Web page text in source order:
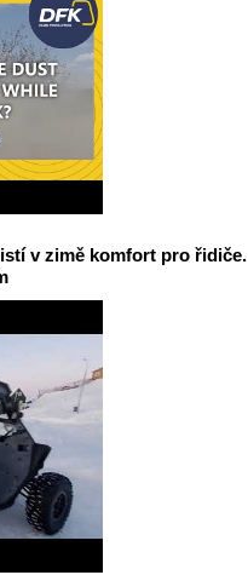
v zimě komfort pro řidiče.